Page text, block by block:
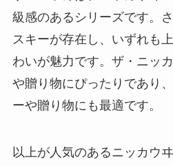
級感のあるシリーズです。
スキーが存在し、いずれも
わいが魅力です。ザ・ニッ
や贈り物にぴったりであり
ーや贈り物にも最適です。
以上が人気のあるニッカウ